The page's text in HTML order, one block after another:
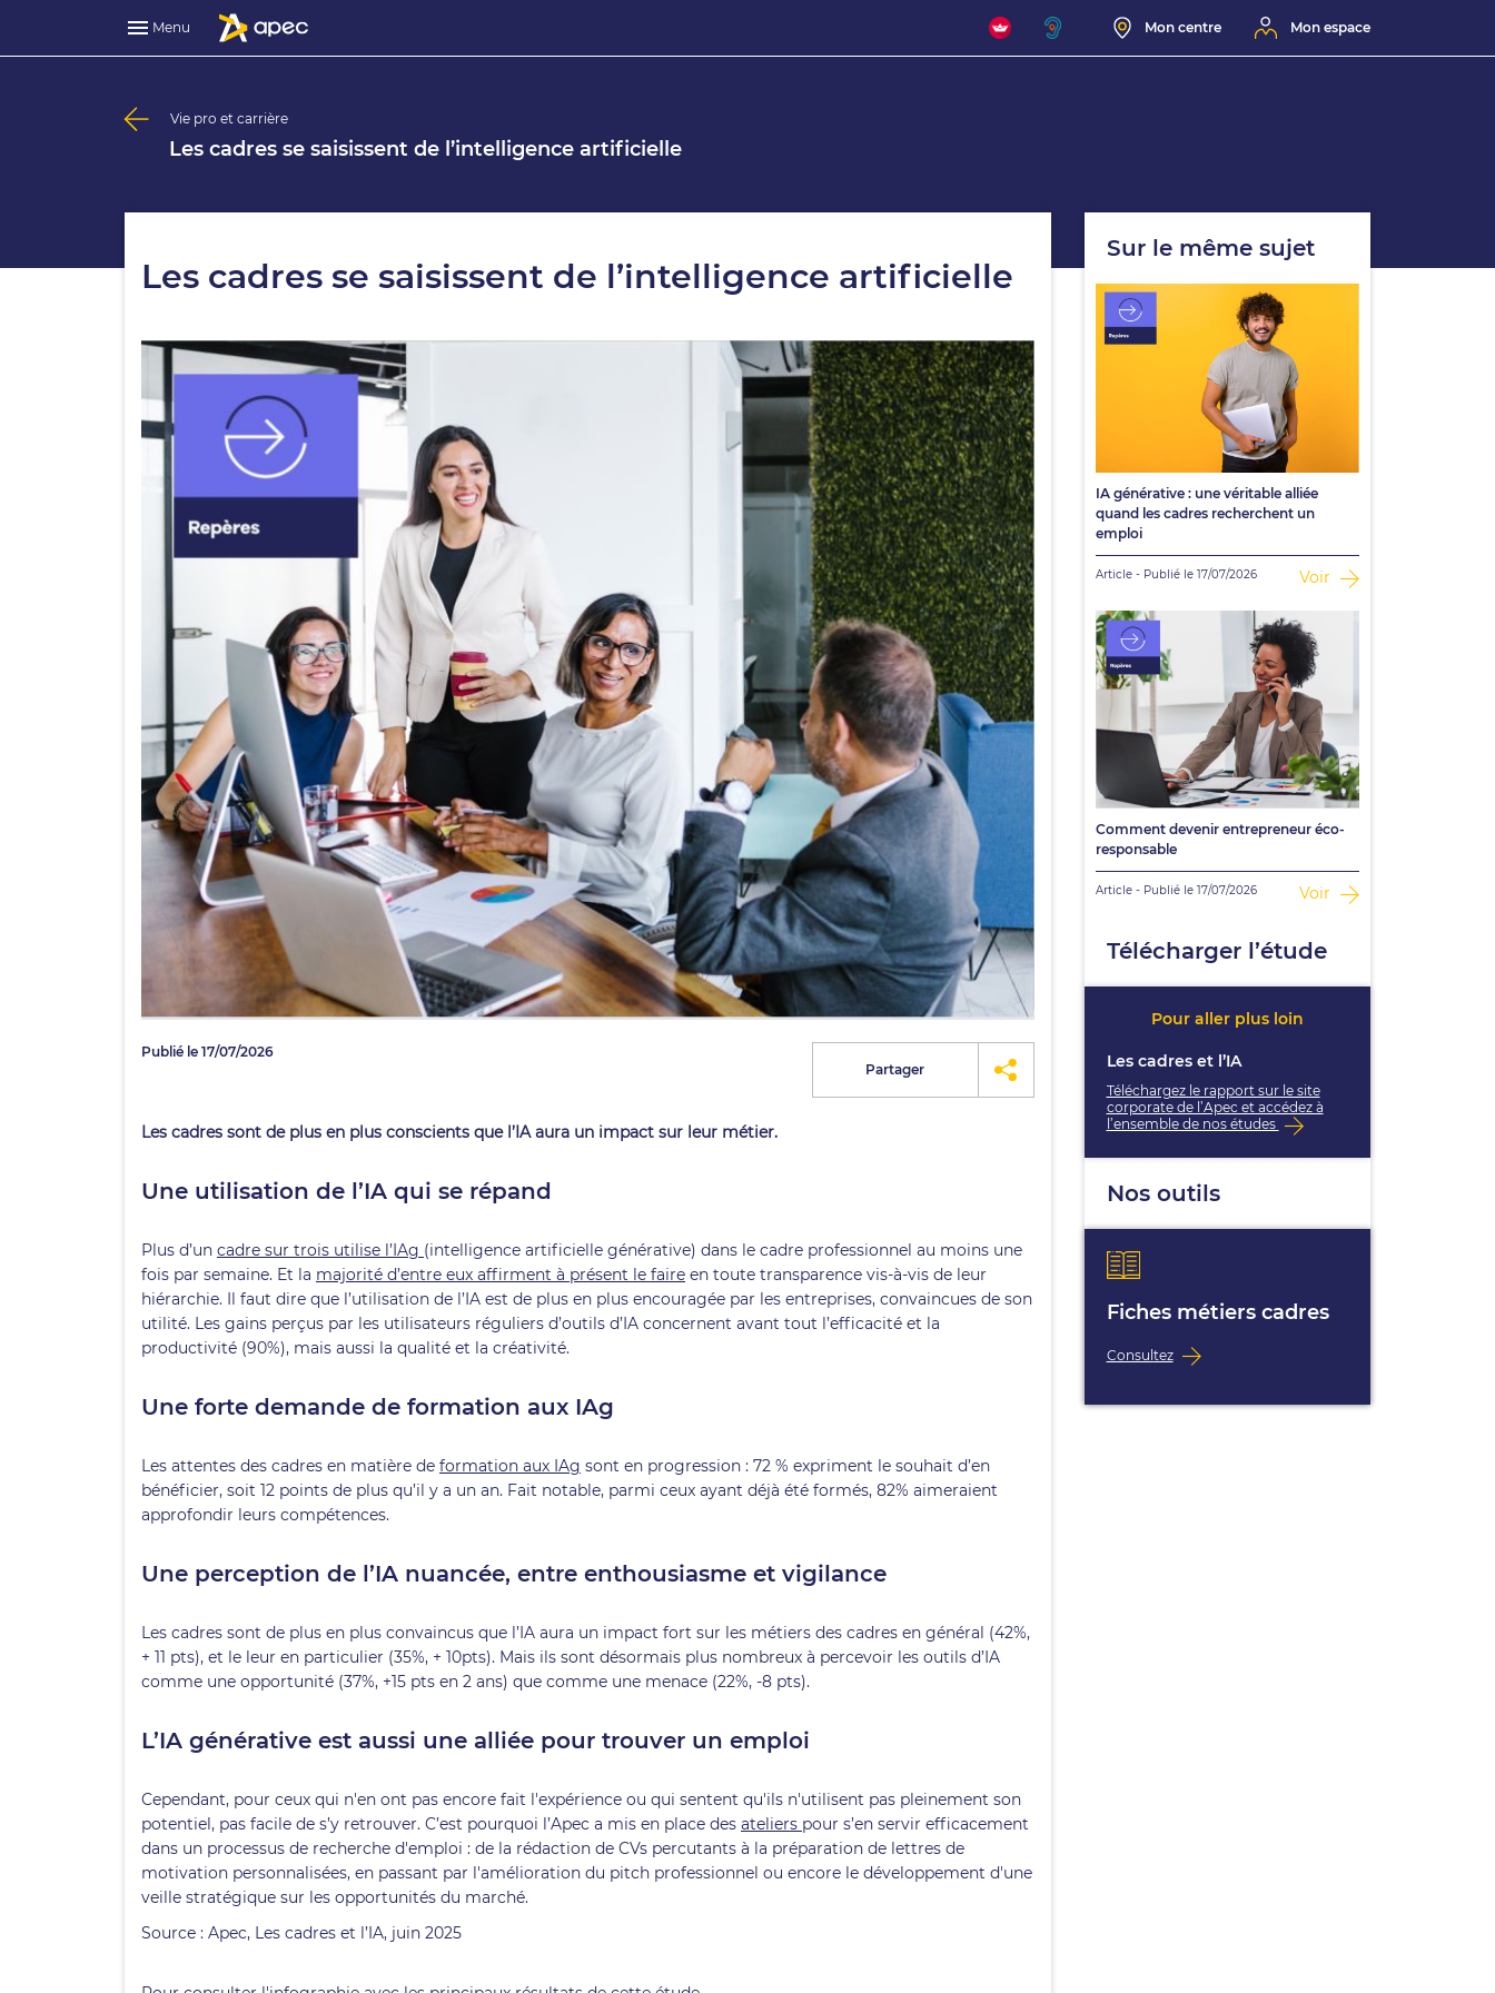
Menu Mon centre Mon espace
Vie pro et carrière
Les cadres se saisissent de l’intelligence artificielle
Les cadres se saisissent de l’intelligence artificielle
Publié le 17/07/2026
Partager
Les cadres sont de plus en plus conscients que l’IA aura un impact sur leur métier.
Une utilisation de l’IA qui se répand
Plus d’un cadre sur trois utilise l’IAg (intelligence artificielle générative) dans le cadre professionnel au moins une
fois par semaine. Et la majorité d’entre eux affirment à présent le faire en toute transparence vis-à-vis de leur
hiérarchie. Il faut dire que l’utilisation de l’IA est de plus en plus encouragée par les entreprises, convaincues de son
utilité. Les gains perçus par les utilisateurs réguliers d’outils d’IA concernent avant tout l’efficacité et la
productivité (90%), mais aussi la qualité et la créativité.
Une forte demande de formation aux IAg
Les attentes des cadres en matière de formation aux IAg sont en progression : 72 % expriment le souhait d’en
bénéficier, soit 12 points de plus qu’il y a un an. Fait notable, parmi ceux ayant déjà été formés, 82% aimeraient
approfondir leurs compétences.
Une perception de l’IA nuancée, entre enthousiasme et vigilance
Les cadres sont de plus en plus convaincus que l’IA aura un impact fort sur les métiers des cadres en général (42%,
+ 11 pts), et le leur en particulier (35%, + 10pts). Mais ils sont désormais plus nombreux à percevoir les outils d’IA
comme une opportunité (37%, +15 pts en 2 ans) que comme une menace (22%, -8 pts).
L’IA générative est aussi une alliée pour trouver un emploi
Cependant, pour ceux qui n'en ont pas encore fait l'expérience ou qui sentent qu'ils n'utilisent pas pleinement son
potentiel, pas facile de s’y retrouver. C’est pourquoi l’Apec a mis en place des ateliers pour s’en servir efficacement
dans un processus de recherche d'emploi : de la rédaction de CVs percutants à la préparation de lettres de
motivation personnalisées, en passant par l'amélioration du pitch professionnel ou encore le développement d'une
veille stratégique sur les opportunités du marché.
Source : Apec, Les cadres et l’IA, juin 2025
Sur le même sujet
IA générative : une véritable alliée
quand les cadres recherchent un
emploi
Article - Publié le 17/07/2026 Voir
Comment devenir entrepreneur éco-
responsable
Article - Publié le 17/07/2026 Voir
Télécharger l’étude
Pour aller plus loin
Les cadres et l’IA
Téléchargez le rapport sur le site
corporate de l’Apec et accédez à
l’ensemble de nos études
Nos outils
Fiches métiers cadres
Consultez